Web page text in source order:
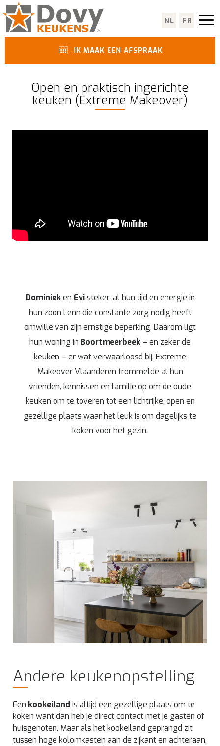
NL FR
IK MAAK EEN AFSPRAAK
Open en praktisch ingerichte
keuken (Extreme Makeover)
Dominieken Evisteken al hun tijd en energie in
hun zoon Lenn die constante zorg nodig heeft
omwille van zijn ernstige beperking. Daarom ligt
hun woning in Boortmeerbeek – en zeker de
keuken – er wat verwaarloosd bij. Extreme
Makeover Vlaanderen trommelde al hun
vrienden, kennissen en familie op om de oude
keuken om te toveren tot een lichtrijke, open en
gezellige plaats waar het leuk is om dagelijks te
koken voor het gezin.
Andere keukenopstelling
Een kookeiland is altijd een gezellige plaats om te
koken want dan heb je direct contact met je gasten of
huisgenoten. Maar als het kookeiland geprangd zit
tussen hoge kolomkasten aan de zijkant en achteraan,